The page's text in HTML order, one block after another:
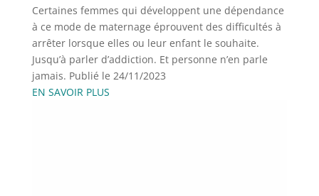
Certaines femmes qui développent une dépendance
à ce mode de maternage éprouvent des difficultés à
arrêter lorsque elles ou leur enfant le souhaite.
Jusqu’à parler d’addiction. Et personne n’en parle
jamais. Publié le 24/11/2023
EN SAVOIR PLUS